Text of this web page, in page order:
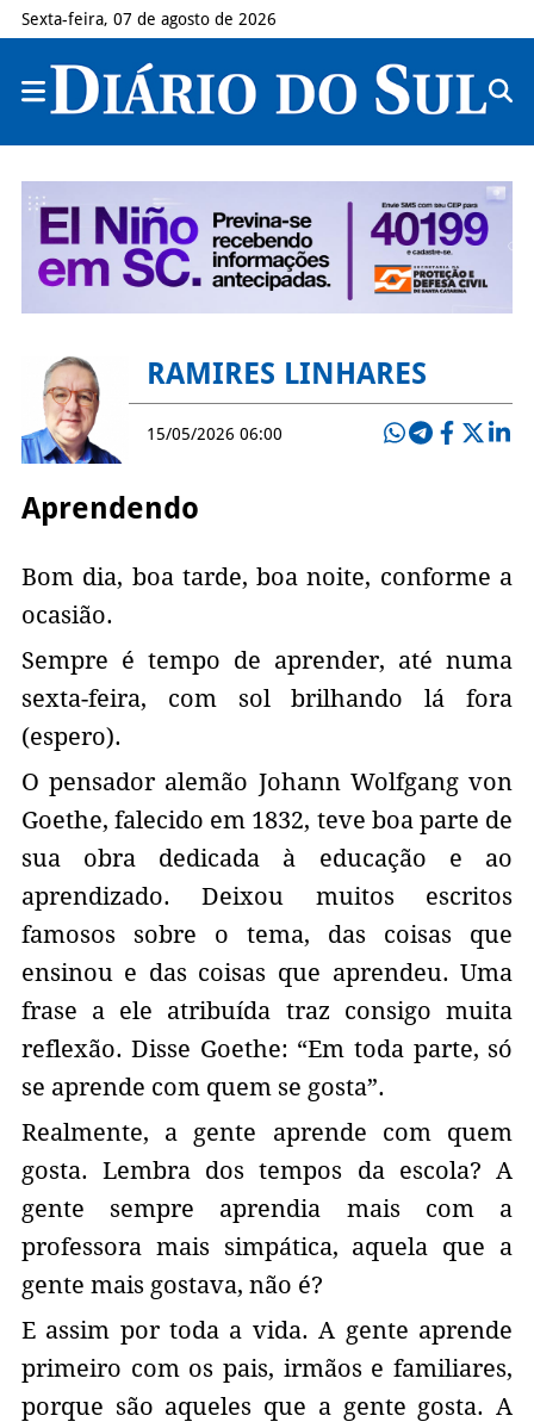
Sexta-feira, 07 de agosto de 2026
RAMIRES LINHARES
15/05/2026 06:00
Aprendendo
Bom dia, boa tarde, boa noite, conforme a
ocasião.
Sempre é tempo de aprender, até numa
sexta-feira, com sol brilhando lá fora
(espero).
O pensador alemão Johann Wolfgang von
Goethe, falecido em 1832, teve boa parte de
sua obra dedicada à educação e ao
aprendizado. Deixou muitos escritos
famosos sobre o tema, das coisas que
ensinou e das coisas que aprendeu. Uma
frase a ele atribuída traz consigo muita
reflexão. Disse Goethe: “Em toda parte, só
se aprende com quem se gosta”.
Realmente, a gente aprende com quem
gosta. Lembra dos tempos da escola? A
gente sempre aprendia mais com a
professora mais simpática, aquela que a
gente mais gostava, não é?
E assim por toda a vida. A gente aprende
primeiro com os pais, irmãos e familiares,
porque são aqueles que a gente gosta. A